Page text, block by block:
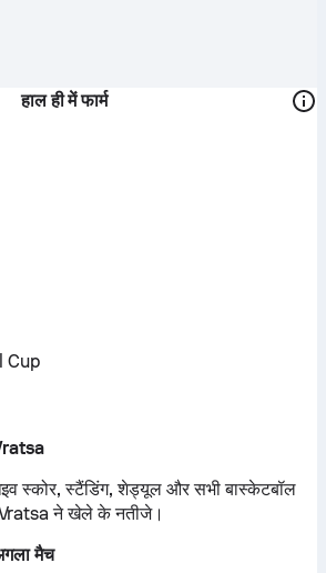
हाल ही में फार्म
Cup
स्कोर, स्टैंडिंग, शेड्यूल और सभी बास्केटबॉल
Vratsa ने खेले के नतीजे।
मैच